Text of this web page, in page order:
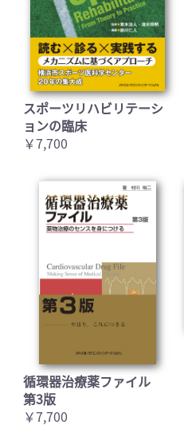
スポーツリハビリテーシ
ョンの臨床
￥7,700
循環器治療薬ファイル
第3版
￥7,700